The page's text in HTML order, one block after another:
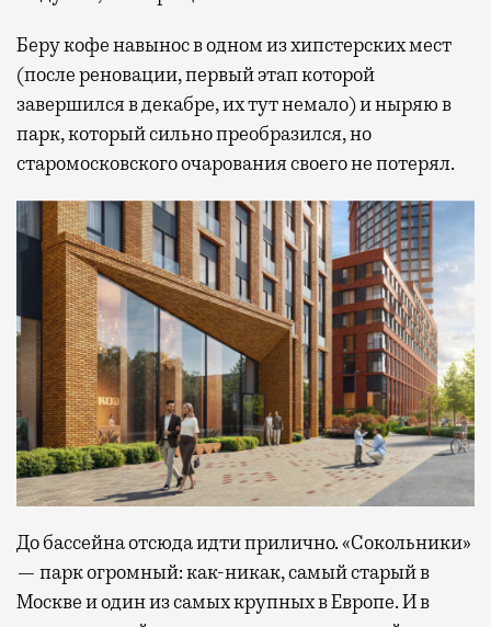
Беру кофе навынос в одном из хипстерских мест
(после реновации, первый этап которой
завершился в декабре, их тут немало) и ныряю в
парк, который сильно преобразился, но
старомосковского очарования своего не потерял.
До бассейна отсюда идти прилично. «Сокольники»
— парк огромный: как-никак, самый старый в
Москве и один из самых крупных в Европе. И в